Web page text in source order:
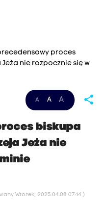
proces
nie rozpocznie się w
A A A share
biskupa
Jeża nie
Wtorek, 2025.04.08 07:14 )